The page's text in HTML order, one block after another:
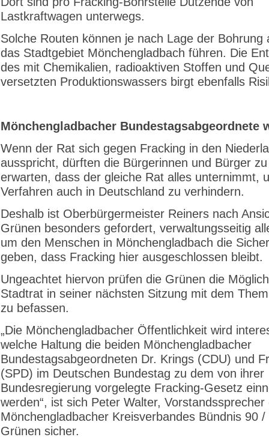
Lastkraftwagen unterwegs.
Solche Routen können je nach Lage der Bohrung
das Stadtgebiet Mönchengladbach führen. Die
des mit Chemikalien, radioaktiven Stoffen und
versetzten Produktionswassers birgt ebenfalls
Mönchengladbacher Bundestagsabgeordnete
Wenn der Rat sich gegen Fracking in den
ausspricht, dürften die Bürgerinnen und Bürger
erwarten, dass der gleiche Rat alles unternimmt,
Verfahren auch in Deutschland zu verhindern.
Deshalb ist Oberbürgermeister Reiners nach
Grünen besonders gefordert, verwaltungsseitig
um den Menschen in Mönchengladbach die
geben, dass Fracking hier ausgeschlossen bleibt.
Ungeachtet hiervon prüfen die Grünen die
Stadtrat in seiner nächsten Sitzung mit dem
zu befassen.
„Die Mönchengladbacher Öffentlichkeit wird
welche Haltung die beiden Mönchengladbacher
Bundestagsabgeordneten Dr. Krings (CDU) und
(SPD) im Deutschen Bundestag zu dem von ihrer
Bundesregierung vorgelegte Fracking-Gesetz
werden“, ist sich Peter Walter, Vorstandssprecher
Mönchengladbacher Kreisverbandes Bündnis 90 /
Grünen sicher.